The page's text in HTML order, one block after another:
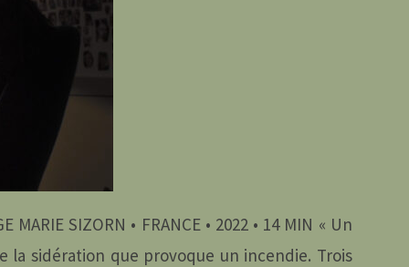
MARIE SIZORN • FRANCE • 2022 • 14 MIN « Un
la sidération que provoque un incendie. Trois